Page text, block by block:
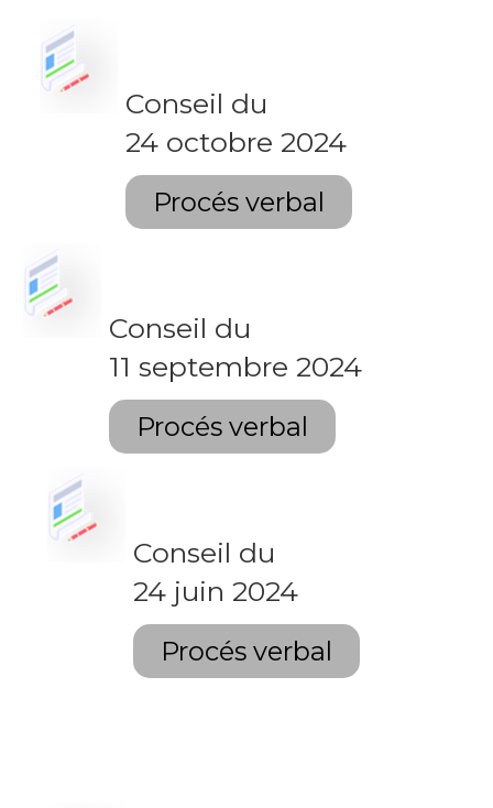
Conseil du
24 octobre 2024
Procés verbal
Conseil du
11 septembre 2024
Procés verbal
Conseil du
24 juin 2024
Procés verbal